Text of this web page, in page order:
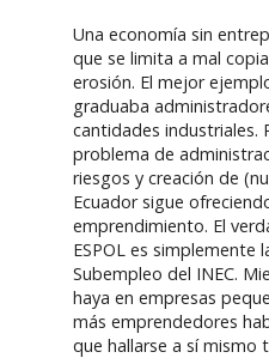
Una economía sin
que se limita a mal
erosión. El mejor
graduaba
cantidades industriales.
problema de
riesgos y creación de
Ecuador sigue
emprendimiento. El
ESPOL es simplemente
Subempleo del INEC.
haya en empresas
más emprendedores
que hallarse a sí mismo